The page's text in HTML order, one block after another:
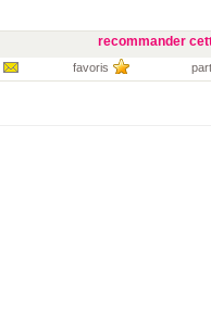
recommander
favoris